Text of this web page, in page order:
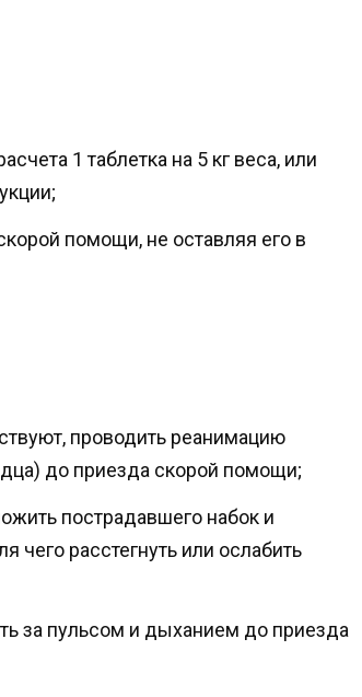
1 таблетка на 5 кг веса, или
помощи, не оставляя его в
проводить реанимацию
до приезда скорой помощи;
пострадавшего набок и
чего расстегнуть или ослабить
за пульсом и дыханием до приезда